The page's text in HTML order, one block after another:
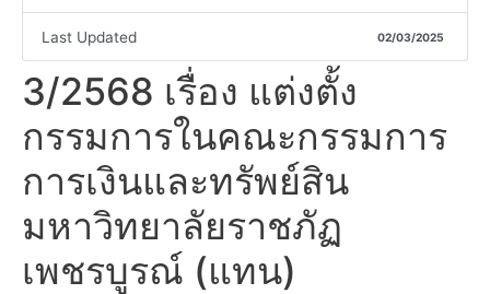
Last Updated 02/03/2025
3/2568 เรื่อง แต่งตั้ง
กรรมการในคณะกรรมการ
การเงินและทรัพย์สิน
มหาวิทยาลัยราชภัฏ
เพชรบูรณ์ (แทน)